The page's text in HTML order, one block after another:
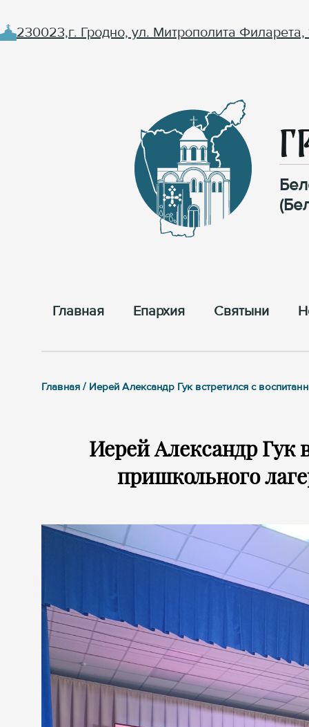
230023,г. Гродно, ул. Митрополита Филарета,
Главная Епархия Cвятыни
Главная / Иерей Александр Гук встретился с
Иерей Александр Гук
пришкольного